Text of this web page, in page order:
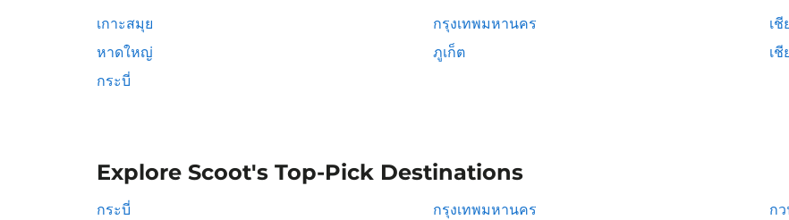
เกาะสมุย กรุงเทพมหานคร
เชี
หาดใหญ่
ภูเก็ต
เชี
กระบี่
Explore Scoot's Top-Pick Destinations
กระบี่ กรุงเทพมหานคร
ก